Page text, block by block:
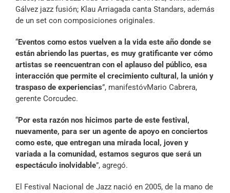
Gálvez jazz fusión; Klau Arriagada canta Standars, además
de un set con composiciones originales.
“Eventos como estos vuelven a la vida este año donde se
están abriendo las puertas, es muy gratificante ver cómo
artistas se reencuentran con el aplauso del público, esa
interacción que permite el crecimiento cultural, la unión y
traspaso de experiencias”, manifestóvMario Cabrera,
gerente Corcudec.
“Por esta razón nos hicimos parte de este festival,
nuevamente, para ser un agente de apoyo en conciertos
como este, que entregan una mirada local, joven y
variada a la comunidad, estamos seguros que será un
espectáculo inolvidable”, agregó.
El Festival Nacional de Jazz nació en 2005, de la mano de